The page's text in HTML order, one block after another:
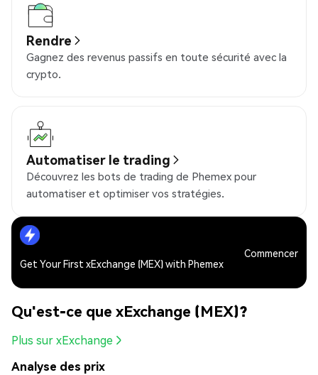
Rendre
Gagnez des revenus passifs en toute sécurité avec la
crypto.
Automatiser le trading
Découvrez les bots de trading de Phemex pour
automatiser et optimiser vos stratégies.
Get Your First xExchange (MEX) with Phemex
Commencer
Qu'est-ce que xExchange (MEX)?
Plus sur xExchange
Analyse des prix